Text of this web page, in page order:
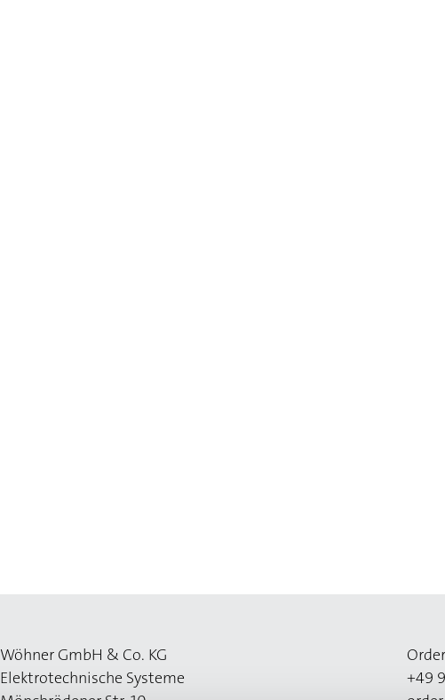
Wöhner GmbH & Co. KG
Elektrotechnische Systeme
+49